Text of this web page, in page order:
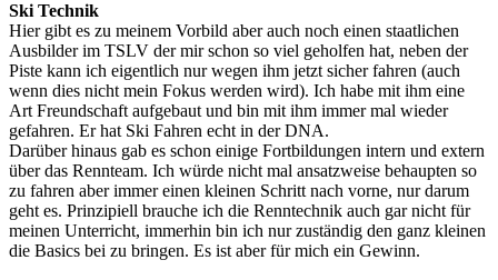
Ski Technik
Hier gibt es zu meinem Vorbild aber auch noch einen staatlichen
Ausbilder im TSLV der mir schon so viel geholfen hat, neben der
Piste kann ich eigentlich nur wegen ihm jetzt sicher fahren (auch
wenn dies nicht mein Fokus werden wird). Ich habe mit ihm eine
Art Freundschaft aufgebaut und bin mit ihm immer mal wieder
gefahren. Er hat Ski Fahren echt in der DNA.
Darüber hinaus gab es schon einige Fortbildungen intern und extern
über das Rennteam. Ich würde nicht mal ansatzweise behaupten so
zu fahren aber immer einen kleinen Schritt nach vorne, nur darum
geht es. Prinzipiell brauche ich die Renntechnik auch gar nicht für
meinen Unterricht, immerhin bin ich nur zuständig den ganz kleinen
die Basics bei zu bringen. Es ist aber für mich ein Gewinn.